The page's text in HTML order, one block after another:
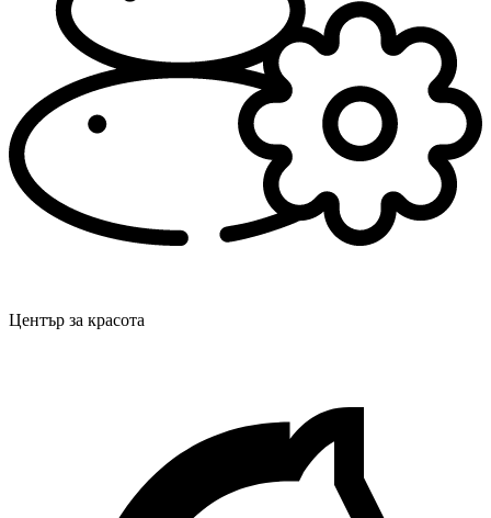
Център за красота